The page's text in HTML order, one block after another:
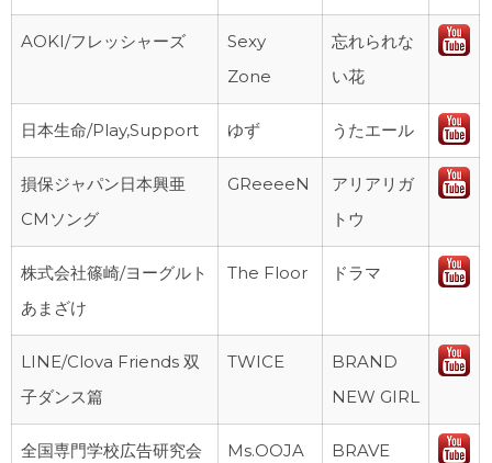
AOKI/フレッシャーズ
Sexy
Zone
忘れられな
い花
日本生命/Play,Support ゆず うたエール
損保ジャパン日本興亜
CMソング
GReeeeN
アリアリガ
トウ
株式会社篠崎/ヨーグルト
あまざけ
The Floor ドラマ
LINE/Clova Friends 双
子ダンス篇
TWICE
BRAND
NEW GIRL
全国専門学校広告研究会
Ms.OOJA BRAVE